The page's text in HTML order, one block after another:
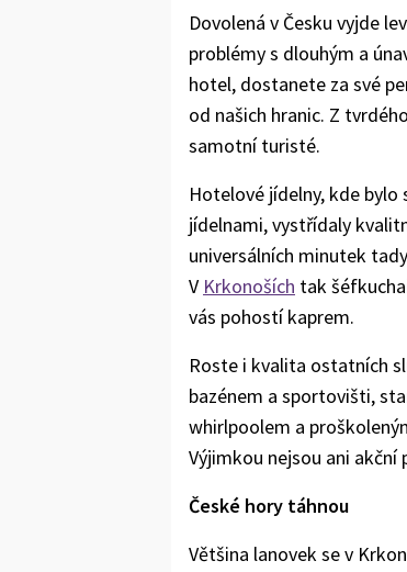
Dovolená v Česku vyjde
problémy s dlouhým a
hotel, dostanete za své
od našich hranic. Z
samotní turisté.
Hotelové jídelny, kde
jídelnami, vystřídaly
universálních minutek
V Krkonoších tak
vás pohostí kaprem.
Roste i kvalita ostatních
bazénem a sportovišti,
whirlpoolem a
Výjimkou nejsou ani
České hory táhnou
Většina lanovek se v